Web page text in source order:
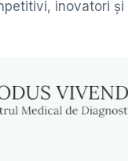
inovatori și